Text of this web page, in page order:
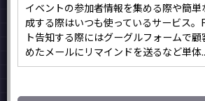
イベントの参加者情報を集める際や簡
成する際はいつも使っているサービス
ト告知する際にはグーグルフォームで
めたメールにリマインドを送るなど単体